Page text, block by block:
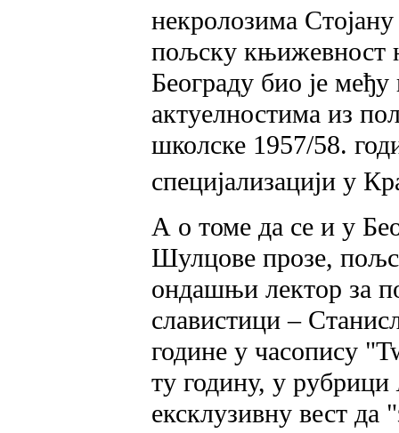
некролозима
пољску књижевност
Београду био је
актуелностима из
школске 1957/58.
специјализацији у
А о томе да се и у
Шулцове прозе,
ондашњи лектор за
славистици –
године у часопису
ту годину, у рубрици
ексклузивну вест